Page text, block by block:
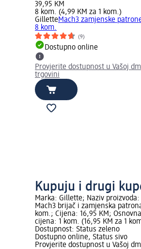
39,95 KM
8 kom. (4,99 KM za 1 kom.)
GilletteMach3 zamjenske
8 kom.
(9)
Dostupno online
Provjerite dostupnost u Vašoj dm
trgovini
Kupuju i drugi
Marka: Gillette; Naziv proizvoda:
Mach3 brijač i zamjenska
kom.; Cijena: 16,95 KM; Osnovna
cijena: 1 kom. (16,95 KM za 1
Dostupnost: Status zeleno
Dostupno online, Status sivo
Provjerite dostupnost u Vašoj dm